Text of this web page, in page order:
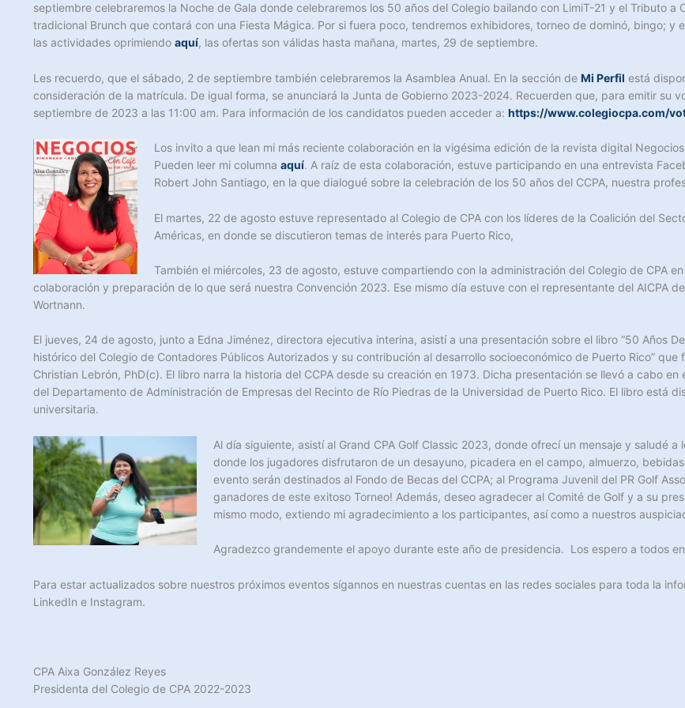
septiembre celebraremos la Noche de Gala donde celebraremos los 50 años del Colegio bailando con LimiT-21 y el Tributo
tradicional Brunch que contará con una Fiesta Mágica. Por si fuera poco, tendremos exhibidores, torneo de dominó, bingo; y
las actividades oprimiendo aquí, las ofertas son válidas hasta mañana, martes, 29 de septiembre.
Les recuerdo, que el sábado, 2 de septiembre también celebraremos la Asamblea Anual. En la sección de Mi Perfil está
consideración de la matrícula. De igual forma, se anunciará la Junta de Gobierno 2023-2024. Recuerden que, para emitir su
septiembre de 2023 a las 11:00 am. Para información de los candidatos pueden acceder a: https://www.colegiocpa.com/
Los invito a que lean mi más reciente colaboración en la vigésima edición de la revista digital
Pueden leer mi columna aquí. A raíz de esta colaboración, estuve participando en una entrevista
Robert John Santiago, en la que dialogué sobre la celebración de los 50 años del CCPA, nuestra
El martes, 22 de agosto estuve representado al Colegio de CPA con los líderes de la Coalición del
Américas, en donde se discutieron temas de interés para Puerto Rico,
También el miércoles, 23 de agosto, estuve compartiendo con la administración del Colegio de CPA
colaboración y preparación de lo que será nuestra Convención 2023. Ese mismo día estuve con el representante del AICPA
Wortnann.
El jueves, 24 de agosto, junto a Edna Jiménez, directora ejecutiva interina, asistí a una presentación sobre el libro “50 Años
histórico del Colegio de Contadores Públicos Autorizados y su contribución al desarrollo socioeconómico de Puerto Rico” que
Christian Lebrón, PhD(c). El libro narra la historia del CCPA desde su creación en 1973. Dicha presentación se llevó a cabo en
del Departamento de Administración de Empresas del Recinto de Río Piedras de la Universidad de Puerto Rico. El libro está
universitaria.
Al día siguiente, asistí al Grand CPA Golf Classic 2023, donde ofrecí un mensaje y saludé
donde los jugadores disfrutaron de un desayuno, picadera en el campo, almuerzo,
evento serán destinados al Fondo de Becas del CCPA; al Programa Juvenil del PR Golf
ganadores de este exitoso Torneo! Además, deseo agradecer al Comité de Golf y a su
mismo modo, extiendo mi agradecimiento a los participantes, así como a nuestros
Agradezco grandemente el apoyo durante este año de presidencia. Los espero a todos
Para estar actualizados sobre nuestros próximos eventos sígannos en nuestras cuentas en las redes sociales para toda la
LinkedIn e Instagram.
CPA Aixa González Reyes
Presidenta del Colegio de CPA 2022-2023